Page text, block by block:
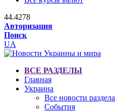
44.4278
Авторизация
Поиск
UA
ВСЕ РАЗДЕЛЫ
Главная
Украина
Все новости раздела
События